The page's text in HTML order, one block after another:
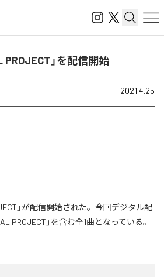
PROJECT」を配信開始
2021.4.25
」が配信開始された。今回デジタル配
PROJECT」を含む全1曲となっている。